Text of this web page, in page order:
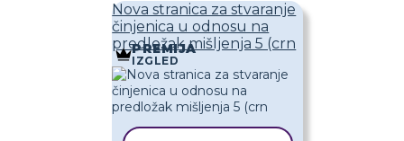
Nova stranica za stvaranje
činjenica u odnosu na
predložak mišljenja 5 (crn
PREMIJA
IZGLED